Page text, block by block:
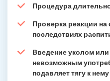
Процедура
Проверка реакции на
последствиях
Введение уколом
невозможным
подавляет тягу к нему